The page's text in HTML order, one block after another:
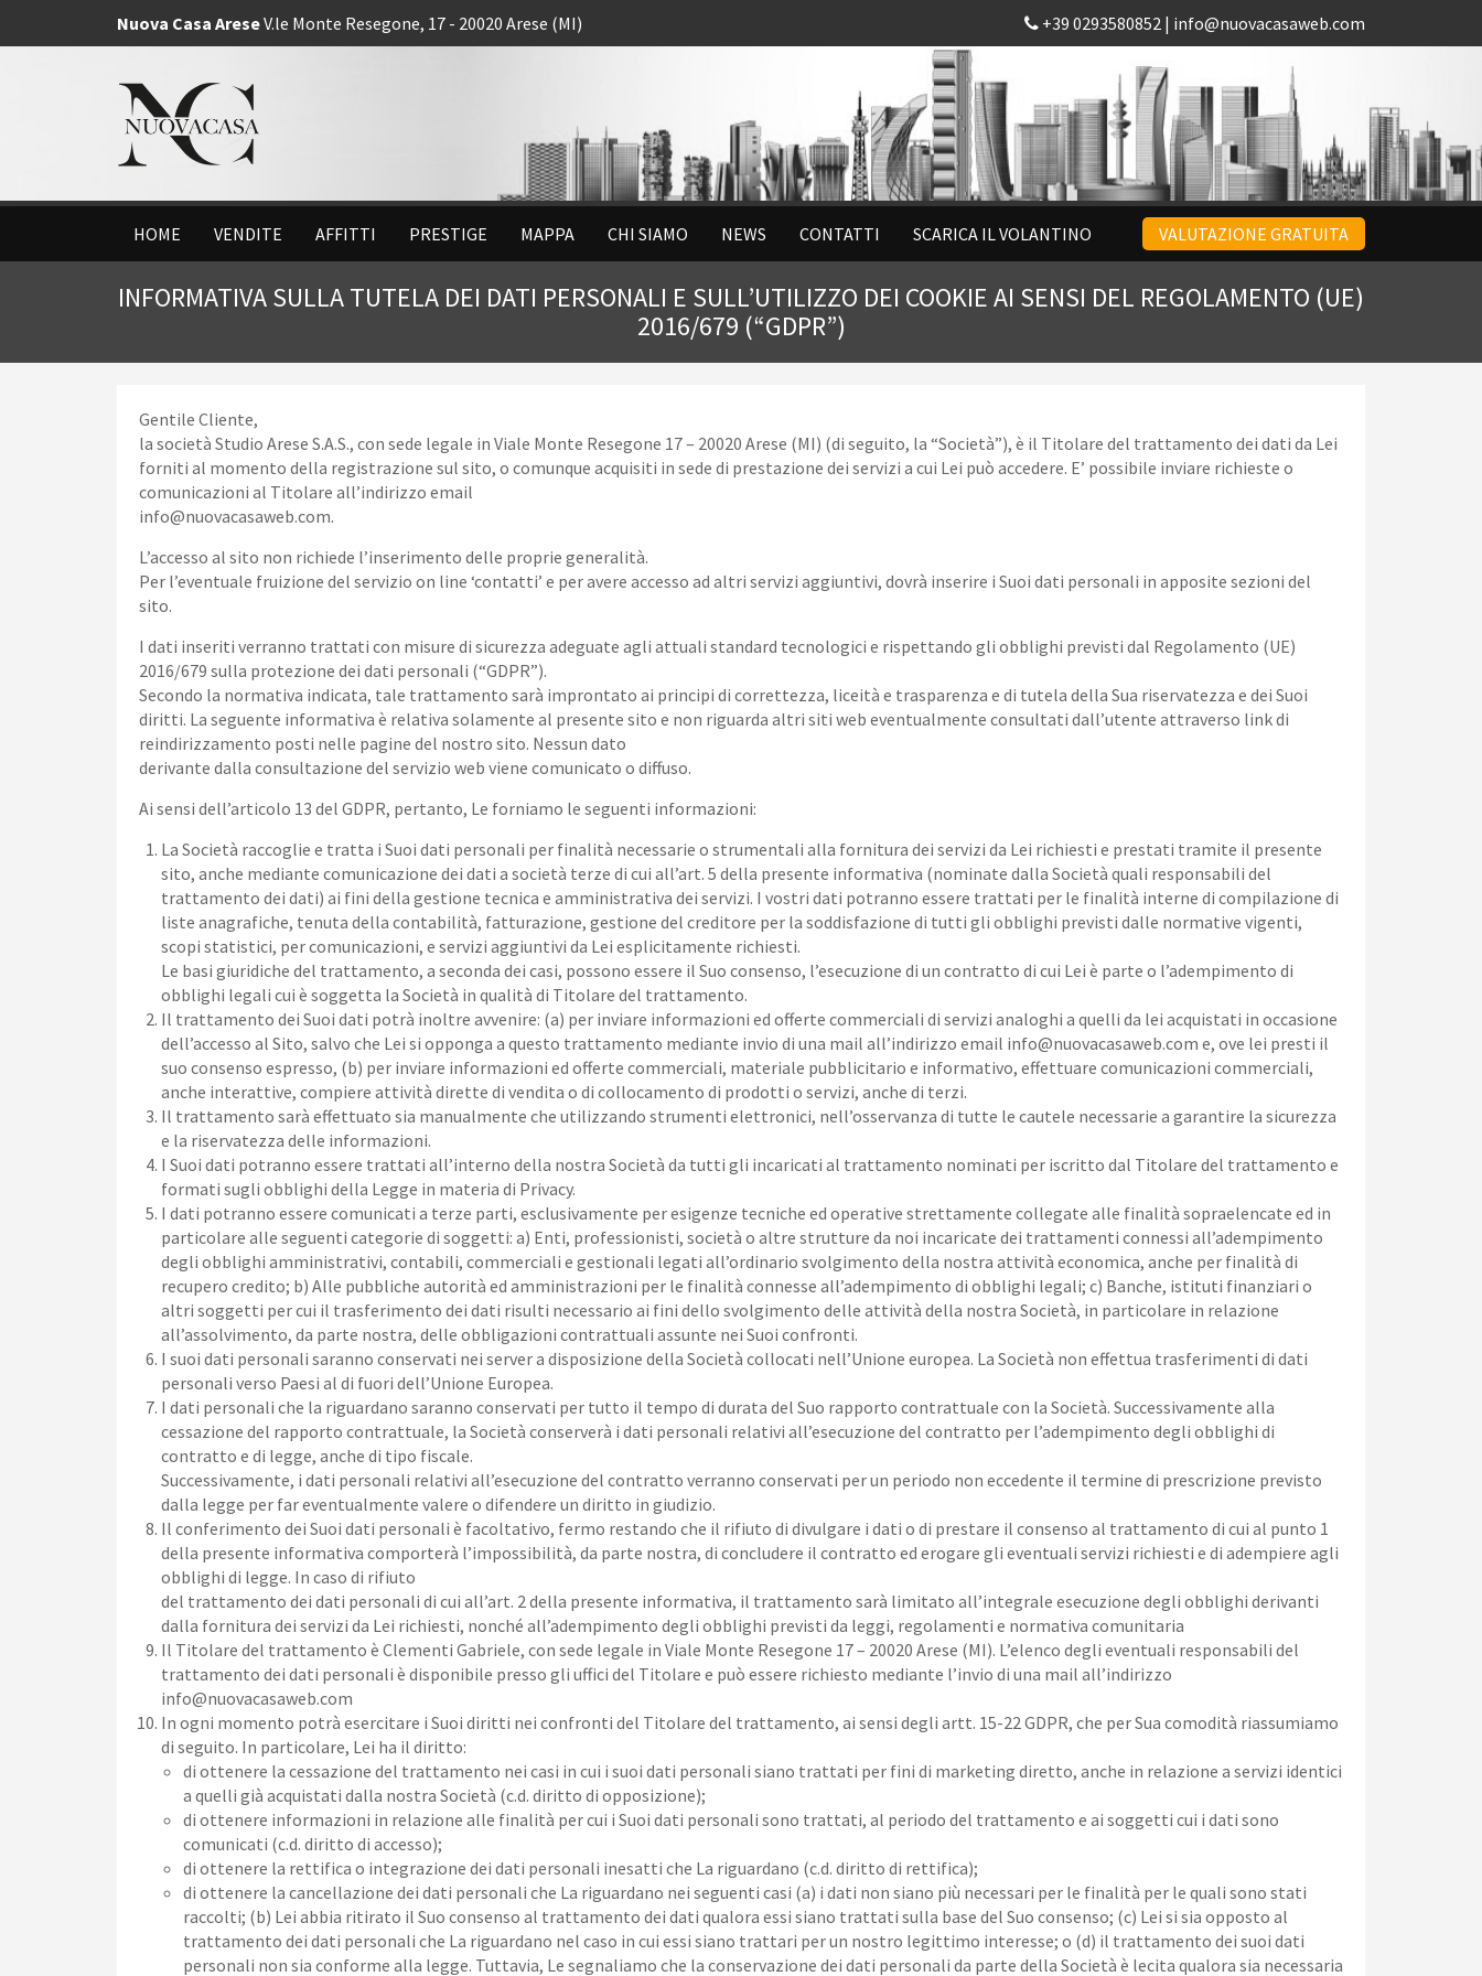
Nuova Casa AreseV.le Monte Resegone, 17 - 20020 Arese (MI) +39 0293580852 | info@nuovacasaweb.com
HOME VENDITE AFFITTI PRESTIGE MAPPA CHI SIAMO NEWS CONTATTI SCARICA IL VOLANTINO VALUTAZIONE GRATUITA
INFORMATIVA SULLA TUTELA DEI DATI PERSONALI E SULL’UTILIZZO DEI COOKIE AI SENSI DEL REGOLAMENTO (UE)
2016/679 (“GDPR”)
Gentile Cliente,
la società Studio Arese S.A.S., con sede legale in Viale Monte Resegone 17 – 20020 Arese (MI) (di seguito, la “Società”), è il Titolare del trattamento dei dati da Lei
forniti al momento della registrazione sul sito, o comunque acquisiti in sede di prestazione dei servizi a cui Lei può accedere. E’ possibile inviare richieste o
comunicazioni al Titolare all’indirizzo email
info@nuovacasaweb.com.
L’accesso al sito non richiede l’inserimento delle proprie generalità.
Per l’eventuale fruizione del servizio on line ‘contatti’ e per avere accesso ad altri servizi aggiuntivi, dovrà inserire i Suoi dati personali in apposite sezioni del
sito.
I dati inseriti verranno trattati con misure di sicurezza adeguate agli attuali standard tecnologici e rispettando gli obblighi previsti dal Regolamento (UE)
2016/679 sulla protezione dei dati personali (“GDPR”).
Secondo la normativa indicata, tale trattamento sarà improntato ai principi di correttezza, liceità e trasparenza e di tutela della Sua riservatezza e dei Suoi
diritti. La seguente informativa è relativa solamente al presente sito e non riguarda altri siti web eventualmente consultati dall’utente attraverso link di
reindirizzamento posti nelle pagine del nostro sito. Nessun dato
derivante dalla consultazione del servizio web viene comunicato o diffuso.
Ai sensi dell’articolo 13 del GDPR, pertanto, Le forniamo le seguenti informazioni:
La Società raccoglie e tratta i Suoi dati personali per finalità necessarie o strumentali alla fornitura dei servizi da Lei richiesti e prestati tramite il presente
sito, anche mediante comunicazione dei dati a società terze di cui all’art. 5 della presente informativa (nominate dalla Società quali responsabili del
trattamento dei dati) ai fini della gestione tecnica e amministrativa dei servizi. I vostri dati potranno essere trattati per le finalità interne di compilazione di
liste anagrafiche, tenuta della contabilità, fatturazione, gestione del creditore per la soddisfazione di tutti gli obblighi previsti dalle normative vigenti,
scopi statistici, per comunicazioni, e servizi aggiuntivi da Lei esplicitamente richiesti.
Le basi giuridiche del trattamento, a seconda dei casi, possono essere il Suo consenso, l’esecuzione di un contratto di cui Lei è parte o l’adempimento di
obblighi legali cui è soggetta la Società in qualità di Titolare del trattamento.
Il trattamento dei Suoi dati potrà inoltre avvenire: (a) per inviare informazioni ed offerte commerciali di servizi analoghi a quelli da lei acquistati in occasione
dell’accesso al Sito, salvo che Lei si opponga a questo trattamento mediante invio di una mail all’indirizzo email info@nuovacasaweb.com e, ove lei presti il
suo consenso espresso, (b) per inviare informazioni ed offerte commerciali, materiale pubblicitario e informativo, effettuare comunicazioni commerciali,
anche interattive, compiere attività dirette di vendita o di collocamento di prodotti o servizi, anche di terzi.
Il trattamento sarà effettuato sia manualmente che utilizzando strumenti elettronici, nell’osservanza di tutte le cautele necessarie a garantire la sicurezza
e la riservatezza delle informazioni.
I Suoi dati potranno essere trattati all’interno della nostra Società da tutti gli incaricati al trattamento nominati per iscritto dal Titolare del trattamento e
formati sugli obblighi della Legge in materia di Privacy.
I dati potranno essere comunicati a terze parti, esclusivamente per esigenze tecniche ed operative strettamente collegate alle finalità sopraelencate ed in
particolare alle seguenti categorie di soggetti: a) Enti, professionisti, società o altre strutture da noi incaricate dei trattamenti connessi all’adempimento
degli obblighi amministrativi, contabili, commerciali e gestionali legati all’ordinario svolgimento della nostra attività economica, anche per finalità di
recupero credito; b) Alle pubbliche autorità ed amministrazioni per le finalità connesse all’adempimento di obblighi legali; c) Banche, istituti finanziari o
altri soggetti per cui il trasferimento dei dati risulti necessario ai fini dello svolgimento delle attività della nostra Società, in particolare in relazione
all’assolvimento, da parte nostra, delle obbligazioni contrattuali assunte nei Suoi confronti.
I suoi dati personali saranno conservati nei server a disposizione della Società collocati nell’Unione europea. La Società non effettua trasferimenti di dati
personali verso Paesi al di fuori dell’Unione Europea.
I dati personali che la riguardano saranno conservati per tutto il tempo di durata del Suo rapporto contrattuale con la Società. Successivamente alla
cessazione del rapporto contrattuale, la Società conserverà i dati personali relativi all’esecuzione del contratto per l’adempimento degli obblighi di
contratto e di legge, anche di tipo fiscale.
Successivamente, i dati personali relativi all’esecuzione del contratto verranno conservati per un periodo non eccedente il termine di prescrizione previsto
dalla legge per far eventualmente valere o difendere un diritto in giudizio.
Il conferimento dei Suoi dati personali è facoltativo, fermo restando che il rifiuto di divulgare i dati o di prestare il consenso al trattamento di cui al punto 1
della presente informativa comporterà l’impossibilità, da parte nostra, di concludere il contratto ed erogare gli eventuali servizi richiesti e di adempiere agli
obblighi di legge. In caso di rifiuto
del trattamento dei dati personali di cui all’art. 2 della presente informativa, il trattamento sarà limitato all’integrale esecuzione degli obblighi derivanti
dalla fornitura dei servizi da Lei richiesti, nonché all’adempimento degli obblighi previsti da leggi, regolamenti e normativa comunitaria
Il Titolare del trattamento è Clementi Gabriele, con sede legale in Viale Monte Resegone 17 – 20020 Arese (MI). L’elenco degli eventuali responsabili del
trattamento dei dati personali è disponibile presso gli uffici del Titolare e può essere richiesto mediante l’invio di una mail all’indirizzo
info@nuovacasaweb.com
In ogni momento potrà esercitare i Suoi diritti nei confronti del Titolare del trattamento, ai sensi degli artt. 15-22 GDPR, che per Sua comodità riassumiamo
di seguito. In particolare, Lei ha il diritto:
di ottenere la cessazione del trattamento nei casi in cui i suoi dati personali siano trattati per fini di marketing diretto, anche in relazione a servizi identici
a quelli già acquistati dalla nostra Società (c.d. diritto di opposizione);
di ottenere informazioni in relazione alle finalità per cui i Suoi dati personali sono trattati, al periodo del trattamento e ai soggetti cui i dati sono
comunicati (c.d. diritto di accesso);
di ottenere la rettifica o integrazione dei dati personali inesatti che La riguardano (c.d. diritto di rettifica);
di ottenere la cancellazione dei dati personali che La riguardano nei seguenti casi (a) i dati non siano più necessari per le finalità per le quali sono stati
raccolti; (b) Lei abbia ritirato il Suo consenso al trattamento dei dati qualora essi siano trattati sulla base del Suo consenso; (c) Lei si sia opposto al
trattamento dei dati personali che La riguardano nel caso in cui essi siano trattari per un nostro legittimo interesse; o (d) il trattamento dei suoi dati
personali non sia conforme alla legge. Tuttavia, Le segnaliamo che la conservazione dei dati personali da parte della Società è lecita qualora sia necessaria